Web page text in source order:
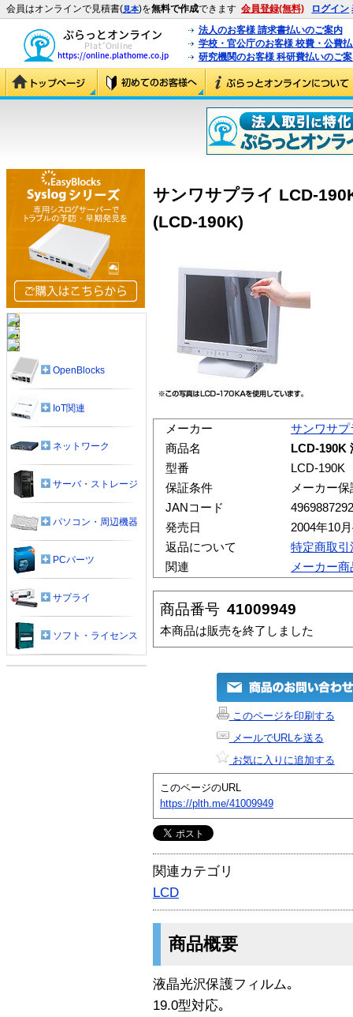
会員はオンラインで見積書(見本)を無料で作成できます 会員登録(無料) ログイン
法人のお客様 請求書払いのご案内
学校・官公庁のお客様 校費・公費
研究機関のお客様 科研費払いのご
サンワサプライ LCD-
(LCD-190K)
メーカー
サンワサプ
商品名
LCD-190K
型番
LCD-190K
保証条件
メーカー保
JANコード
発売日
2004年10
返品について
特定商取
関連
メーカー
商品番号 41009949
本商品は販売を終了しました
このページを印刷する
メールでURLを送る
お気に入りに追加する
このページのURL
https://plth.me/41009949
関連カテゴリ
LCD
商品概要
液晶光沢保護フィルム｡
19.0型対応｡
OpenBlocks
IoT関連
ネットワーク
サーバ・ストレージ
パソコン・周辺機器
PCパーツ
サプライ
ソフト・ライセンス